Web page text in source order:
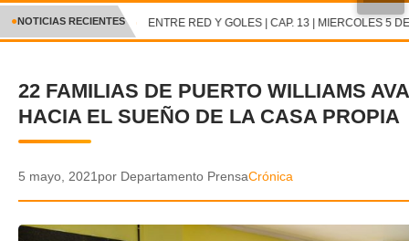
INICIO
CRÓNICA
DEPORTES
POLICIAL
✕
NOTICIAS RECIENTES ENTRE RED Y GOLES | CAP. 13 | MIERCOLES 5 DE
22 FAMILIAS DE PUERTO WILLIAMS
HACIA EL SUEÑO DE LA CASA PROPIA
5 mayo, 2021por Departamento PrensaCrónica